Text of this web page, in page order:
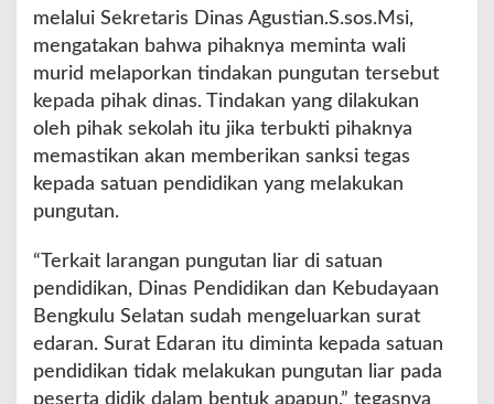
u
i
d
melalui Sekretaris Dinas Agustian.S.sos.Msi,
mengatakan bahwa pihaknya meminta wali
murid melaporkan tindakan pungutan tersebut
kepada pihak dinas. Tindakan yang dilakukan
oleh pihak sekolah itu jika terbukti pihaknya
memastikan akan memberikan sanksi tegas
kepada satuan pendidikan yang melakukan
pungutan.
“Terkait larangan pungutan liar di satuan
pendidikan, Dinas Pendidikan dan Kebudayaan
Bengkulu Selatan sudah mengeluarkan surat
edaran. Surat Edaran itu diminta kepada satuan
pendidikan tidak melakukan pungutan liar pada
peserta didik dalam bentuk apapun,” tegasnya